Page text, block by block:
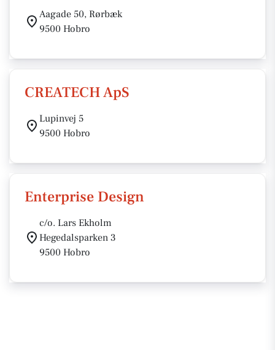
Aagade 50, Rørbæk
9500 Hobro
CREATECH ApS
Lupinvej 5
9500 Hobro
Enterprise Design
c/o. Lars Ekholm
Hegedalsparken 3
9500 Hobro